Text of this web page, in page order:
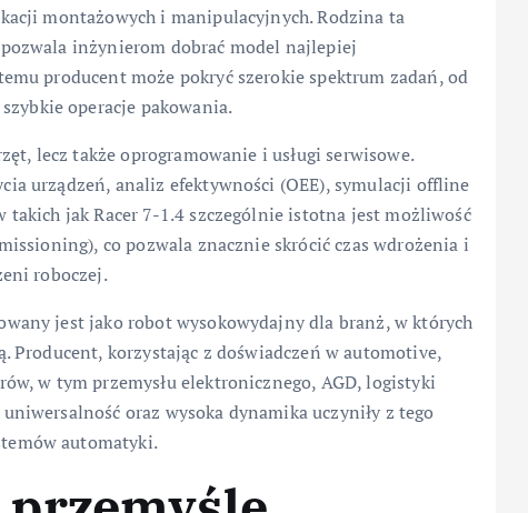
montażowych i manipulacyjnych. Rodzina ta
inżynierom dobrać model najlepiej
producent może pokryć szerokie spektrum zadań, od
operacje pakowania.
lecz także oprogramowanie i usługi serwisowe.
urządzeń, analiz efektywności (OEE), symulacji offline
jak Racer 7-1.4 szczególnie istotna jest możliwość
co pozwala znacznie skrócić czas wdrożenia i
roboczej.
jest jako robot wysokowydajny dla branż, w których
Producent, korzystając z doświadczeń w automotive,
w tym przemysłu elektronicznego, AGD, logistyki
oraz wysoka dynamika uczyniły z tego
automatyki.